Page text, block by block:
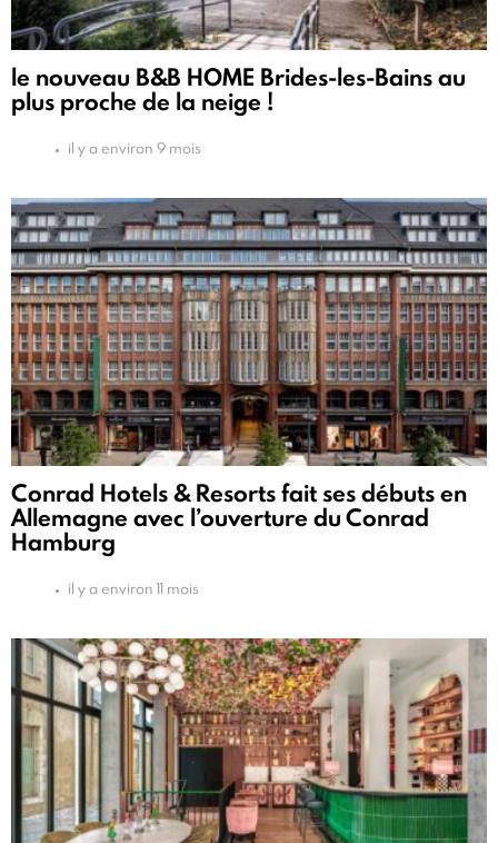
le nouveau B&B HOME Brides-les-Bains au
plus proche de la neige !
il y a environ 9 mois
Conrad Hotels & Resorts fait ses débuts en
Allemagne avec l’ouverture du Conrad
Hamburg
il y a environ 11 mois